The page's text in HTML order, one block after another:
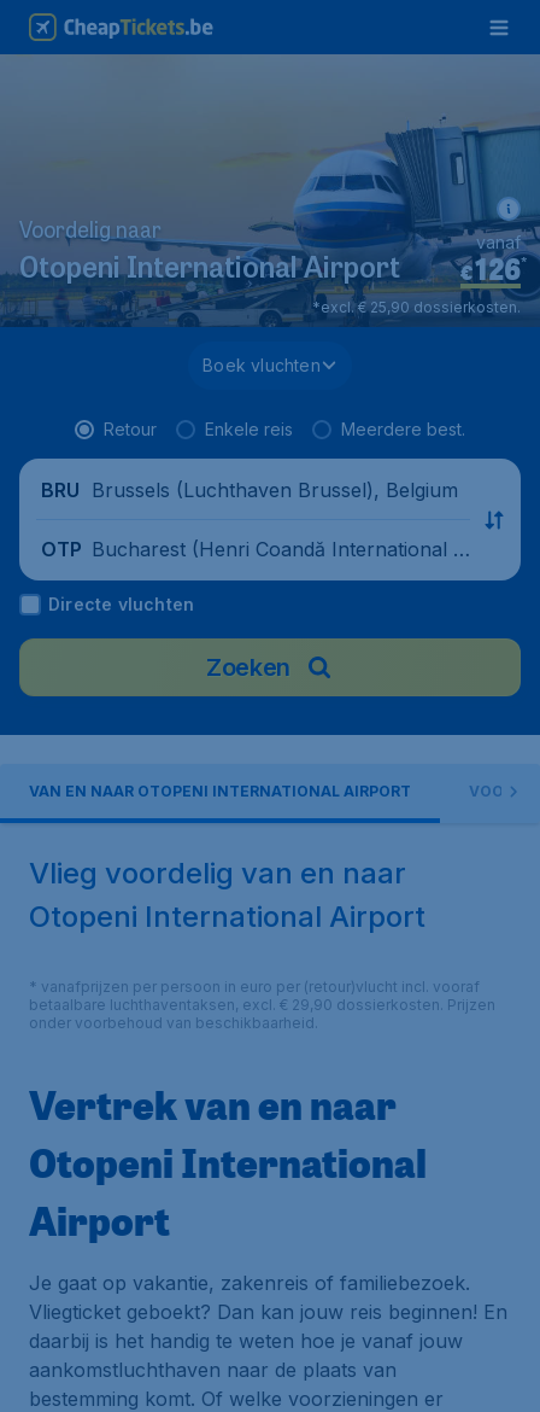
Voordelig naar
Otopeni International Airport €126*
vanaf
*excl. € 25,90 dossierkosten.
Boek vluchten
Retour Enkele reis Meerdere best.
BRU Brussels (Luchthaven Brussel), Belgium
OTP Bucharest (Henri Coandă International A
irport), Romania
Directe vluchten
Zoeken
VAN EN NAAR OTOPENI INTERNATIONAL AIRPORT
Vlieg voordelig van en naar
Otopeni International Airport
* vanafprijzen per persoon in euro per (retour)vlucht incl. vooraf
betaalbare luchthaventaksen, excl. € 29,90 dossierkosten. Prijzen
onder voorbehoud van beschikbaarheid.
Vertrek van en naar
Otopeni International
Airport
Je gaat op vakantie, zakenreis of familiebezoek.
Vliegticket geboekt? Dan kan jouw reis beginnen! En
daarbij is het handig te weten hoe je vanaf jouw
aankomstluchthaven naar de plaats van
bestemming komt. Of welke voorzieningen er